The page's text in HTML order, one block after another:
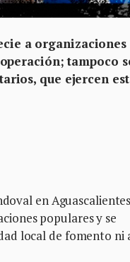
a organizaciones
tampoco
que ejercen
en
populares y se
local de fomento ni